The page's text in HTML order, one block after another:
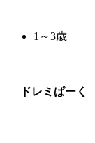
1～3歳
ドレミぱーく